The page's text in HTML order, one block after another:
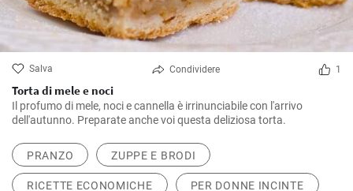
Salva Condividere 1
Torta di mele e noci
Il profumo di mele, noci e cannella è irrinunciabile con l'arrivo
dell'autunno. Preparate anche voi questa deliziosa torta.
PRANZO ZUPPE E BRODI
RICETTE ECONOMICHE PER DONNE INCINTE